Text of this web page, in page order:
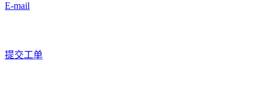
E-mail
提交工单